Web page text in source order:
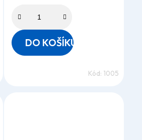
DO KOŠÍKU
Kód: 1005